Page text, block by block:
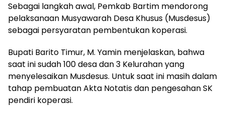
Sebagai langkah awal, Pemkab Bartim mendorong
pelaksanaan Musyawarah Desa Khusus (Musdesus)
sebagai persyaratan pembentukan koperasi.
Bupati Barito Timur, M. Yamin menjelaskan, bahwa
saat ini sudah 100 desa dan 3 Kelurahan yang
menyelesaikan Musdesus. Untuk saat ini masih dalam
tahap pembuatan Akta Notatis dan pengesahan SK
pendiri koperasi.